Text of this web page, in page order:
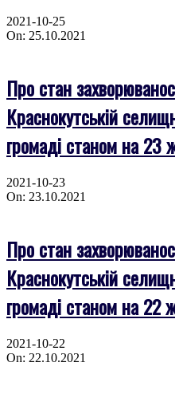
2021-10-25
On: 25.10.2021
Про стан
Краснокутській
громаді станом на 23
2021-10-23
On: 23.10.2021
Про стан
Краснокутській
громаді станом на 22
2021-10-22
On: 22.10.2021